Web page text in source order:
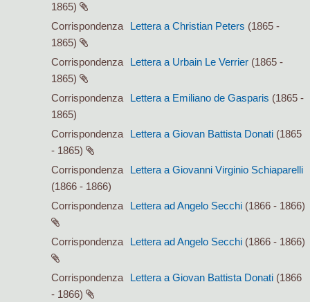
1865)
Corrispondenza
Lettera a Christian Peters (1865 -
1865)
Corrispondenza
Lettera a Urbain Le Verrier (1865 -
1865)
Corrispondenza
Lettera a Emiliano de Gasparis (1865 -
1865)
Corrispondenza
Lettera a Giovan Battista Donati (1865
- 1865)
Corrispondenza
Lettera a Giovanni Virginio Schiaparelli
(1866 - 1866)
Corrispondenza
Lettera ad Angelo Secchi (1866 - 1866)
Corrispondenza Lettera ad Angelo Secchi (1866 - 1866)
Corrispondenza Lettera a Giovan Battista Donati (1866
- 1866)